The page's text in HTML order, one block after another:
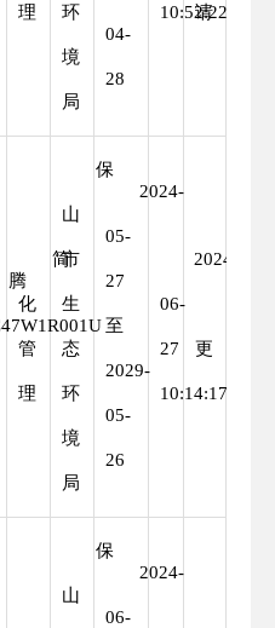
理 环
境
局
04-
28
10:52:22
请
腾
简
化
管
理
保
山
市
生
态
环
境
局
2024-
05-
27
至
2029-
05-
26
2024-
06-
27
10:14:17
更
保
山
2024-
06-